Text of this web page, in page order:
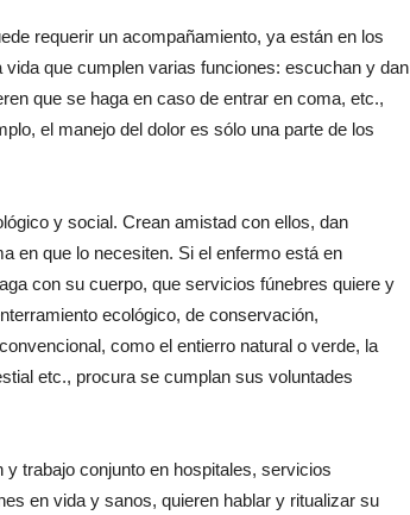
requerir un acompañamiento, ya están en los
que cumplen varias funciones: escuchan y dan
que se haga en caso de entrar en coma, etc.,
el manejo del dolor es sólo una parte de los
y social. Crean amistad con ellos, dan
en que lo necesiten. Si el enfermo está en
con su cuerpo, que servicios fúnebres quiere y
ecológico, de conservación,
como el entierro natural o verde, la
etc., procura se cumplan sus voluntades
trabajo conjunto en hospitales, servicios
en vida y sanos, quieren hablar y ritualizar su